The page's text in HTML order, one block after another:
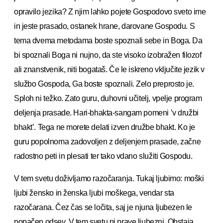
opravilo jezika? Z njim lahko pojete Gospodovo sveto ime
in jeste prasado, ostanek hrane, darovane Gospodu. S
tema dvema metodama boste spoznali sebe in Boga. Da
bi spoznali Boga ni nujno, da ste visoko izobražen filozof
ali znanstvenik, niti bogataš. Če le iskreno vključite jezik v
službo Gospoda, Ga boste spoznali. Zelo preprosto je.
Sploh ni težko. Zato guru, duhovni učitelj, vpelje program
deljenja prasade. Hari-bhakta-sangam pomeni ’v družbi
bhakt’. Tega ne morete delati izven družbe bhakt. Ko je
guru popolnoma zadovoljen z deljenjem prasade, začne
radostno peti in plesati ter tako vdano služiti Gospodu.
V tem svetu doživljamo razočaranja. Tukaj ljubimo: moški
ljubi žensko in ženska ljubi moškega, vendar sta
razočarana. Čez čas se ločita, saj je njuna ljubezen le